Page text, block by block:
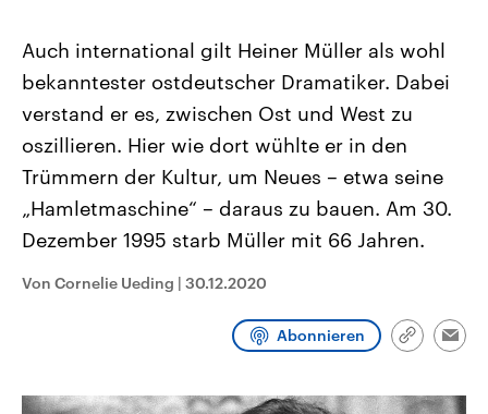
Aktuelle Beiträge, Analysen und
Hintergründe
Wirtschaftlich und militärisch
gehören die Vereinigten Staaten zu
den mächtigsten Ländern der Erde,
mit großem Einfluss auf das
Nahostkonflikt
Aktuelle Lage und
Der Überfall der
Terrororganisation Hamas
Oktober 2023 auf Israel
Region wieder die Gewalt
Israel möchte die Hamas
Libanon vom Iran
Sendungen Programm
Auch international gilt Heiner Müller als wohl
bekanntester ostdeutscher Dramatiker. Dabei
verstand er es, zwischen Ost und West zu
oszillieren. Hier wie dort wühlte er in den
Trümmern der Kultur, um Neues – etwa seine
„Hamletmaschine“ – daraus zu bauen. Am 30.
Dezember 1995 starb Müller mit 66 Jahren.
Von Cornelie Ueding | 30.12.2020
Abonnieren
Link